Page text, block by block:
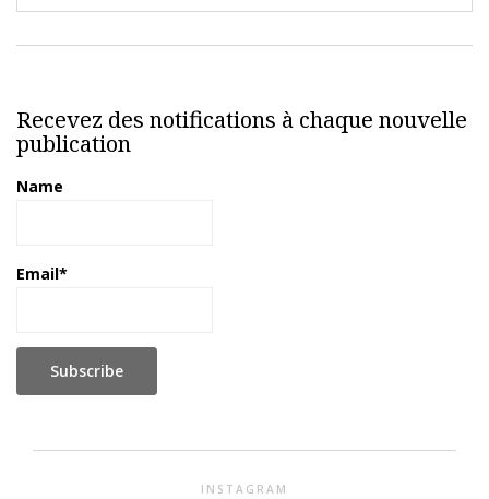
Recevez des notifications à chaque nouvelle
publication
Name
Email*
INSTAGRAM